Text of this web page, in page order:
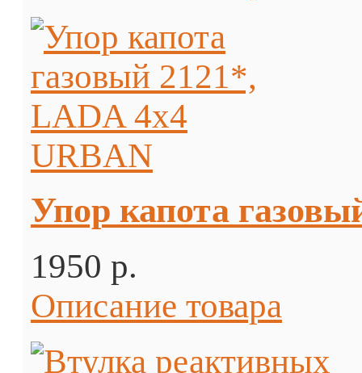
Упор капота
1950 p.
Описание товара